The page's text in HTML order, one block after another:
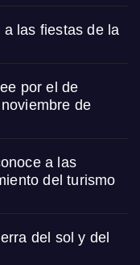
las fiestas de la
por el de
de
a las
del turismo
del sol y del